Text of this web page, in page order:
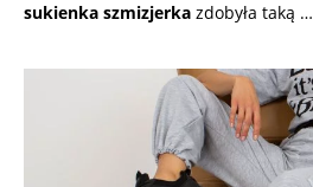
sukienka szmizjerka zdobyła taką …